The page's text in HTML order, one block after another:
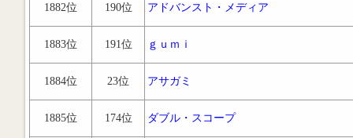
1882位 190位 アドバンスト・メディア
1883位 191位 ｇｕｍｉ
1884位 23位 アサガミ
1885位 174位 ダブル・スコープ